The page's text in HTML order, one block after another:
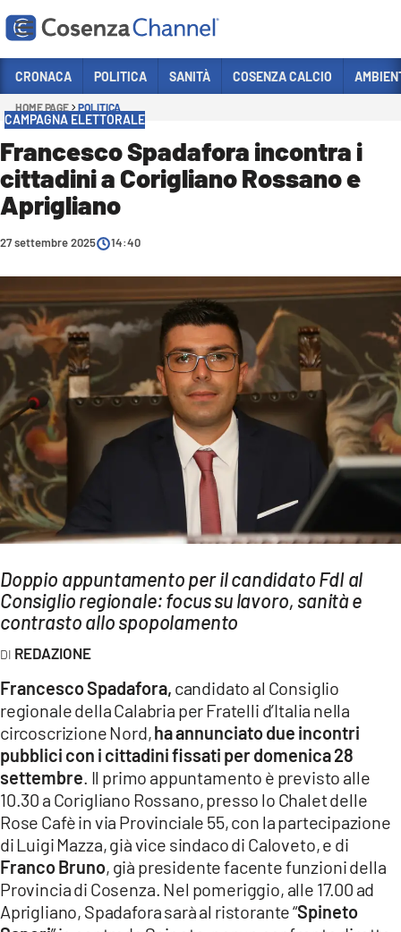
Sezioni
POLITICA
COSENZA CALCIO
ECONOMIA E LAVORO
SANITÀ
SPORT
CULTURA
AMBIENTE
Streaming
LAC TV
LAC NETWORK
LAC ONAIR
LaC
Network
LACONAIR.IT
LACITYMAG.IT
ILREGGINO.IT
COSENZACHANNEL.IT
ILVIBONESE.IT
CATANZAROCHANNEL.IT
LACAPITALENEWS.IT
CRONACA POLITICA SANITÀ COSENZA CALCIO
HOME PAGE POLITICA
CAMPAGNA ELETTORALE
Francesco Spadafora incontra i
cittadini a Corigliano Rossano e
Aprigliano
27 settembre 2025 14:40
Doppio appuntamento per il candidato FdI al
Consiglio regionale: focus su lavoro, sanità e
contrasto allo spopolamento
REDAZIONE
Francesco Spadafora, candidato al Consiglio
regionale della Calabria per Fratelli d’Italia nella
circoscrizione Nord,ha annunciato due incontri
pubblici con i cittadini fissati per domenica 28
settembre . Il primo appuntamento è previsto alle
10.30 a Corigliano Rossano, presso lo Chalet delle
Rose Cafè in via Provinciale 55, con la partecipazione
di Luigi Mazza, già vice sindaco di Caloveto, e di
Franco Bruno, già presidente facente funzioni della
Provincia di Cosenza. Nel pomeriggio, alle 17.00 ad
Aprigliano, Spadafora sarà al ristorante “Spineto